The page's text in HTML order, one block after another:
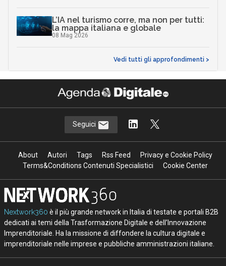
L’IA nel turismo corre, ma non per tutti:
la mappa italiana e globale
08 Mag 2026
Vedi tutti gli approfondimenti >
Seguici
About Autori Tags Rss Feed
Privacy e Cookie Policy
Terms&Conditions Contenuti Specialistici
Cookie Center
Nextwork360 è il più grande network in Italia di testate e portali B2B
dedicati ai temi della Trasformazione Digitale e dell’Innovazione
Imprenditoriale. Ha la missione di diffondere la cultura digitale e
imprenditoriale nelle imprese e pubbliche amministrazioni italiane.